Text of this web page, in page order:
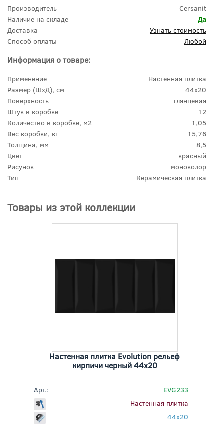
Производитель
Cersanit
Наличие на складе
Да
Доставка
Узнать стоимость
Способ оплаты
Любой
Информация о товаре:
Применение
Настенная плитка
Размер (ШхД), см
44x20
Поверхность
глянцевая
Штук в коробке
12
Количество в коробке, м2
1,05
Вес коробки, кг
15,76
Толщина, мм
8,5
Цвет
красный
Рисунок
моноколор
Тип
Керамическая плитка
Товары из этой коллекции
Настенная плитка Evolution рельеф
кирпичи черный 44x20
Арт.:
EVG233
Настенная плитка
44x20